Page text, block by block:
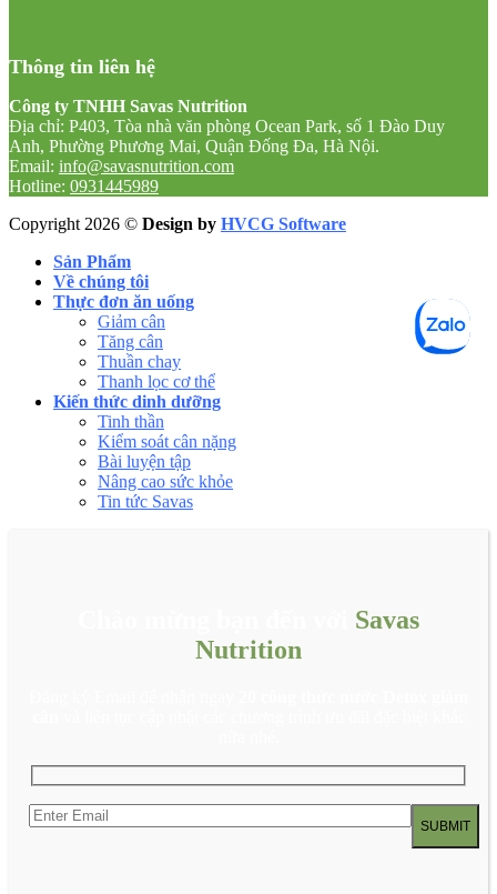
Thông tin liên hệ
Công ty TNHH Savas Nutrition
Địa chỉ: P403, Tòa nhà văn phòng Ocean Park, số 1 Đào Duy
Anh, Phường Phương Mai, Quận Đống Đa, Hà Nội.
Email: info@savasnutrition.com
Hotline: 0931445989
Copyright 2026 © Design by HVCG Software
Sản Phẩm
Về chúng tôi
Thực đơn ăn uống
Giảm cân
Tăng cân
Thuần chay
Thanh lọc cơ thể
Kiến thức dinh dưỡng
Tinh thần
Kiểm soát cân nặng
Bài luyện tập
Nâng cao sức khỏe
Tin tức Savas
Savas
Nutrition